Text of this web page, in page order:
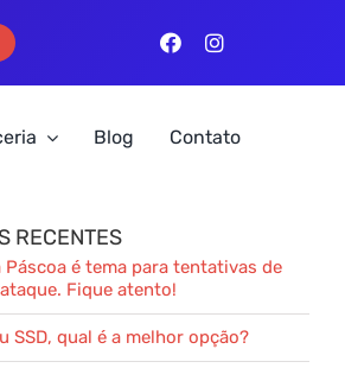
Blog Contato
RECENTES
Páscoa é tema para tentativas de
Fique atento!
SSD, qual é a melhor opção?